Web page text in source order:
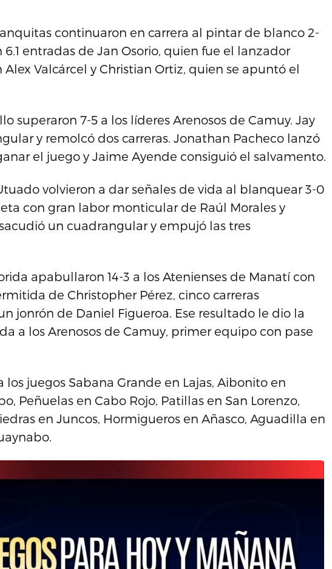
continuaron en carrera al pintar de blanco 2-
entradas de Jan Osorio, quien fue el lanzador
Valcárcel y Christian Ortiz, quien se apuntó el
superaron 7-5 a los líderes Arenosos de Camuy. Jay
y remolcó dos carreras. Jonathan Pacheco lanzó
el juego y Jaime Ayende consiguió el salvamento.
volvieron a dar señales de vida al blanquear 3-0
con gran labor monticular de Raúl Morales y
un cuadrangular y empujó las tres
apabullaron 14-3 a los Atenienses de Manatí con
de Christopher Pérez, cinco carreras
jonrón de Daniel Figueroa. Ese resultado le dio la
a los Arenosos de Camuy, primer equipo con pase
juegos Sabana Grande en Lajas, Aibonito en
Peñuelas en Cabo Rojo, Patillas en San Lorenzo,
en Juncos, Hormigueros en Añasco, Aguadilla en